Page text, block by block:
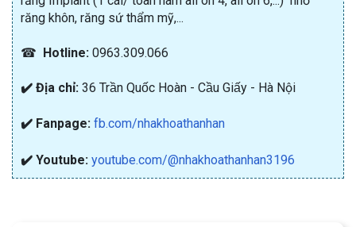
răng khôn, răng sứ thẩm mỹ,...
☎ Hotline: 0963.309.066
✔️ Địa chỉ: 36 Trần Quốc Hoàn - Cầu Giấy - Hà Nội
✔️ Fanpage: fb.com/nhakhoathanhan
✔️ Youtube: youtube.com/@nhakhoathanhan3196